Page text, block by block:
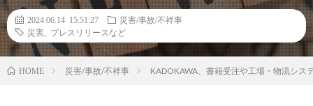
2024.06.14 15:51:27
災害/事故/不祥事
災害
プレスリリースなど
HOME 災害/事故/不祥事 KADOKAWA、書籍受注や工場・物流シス